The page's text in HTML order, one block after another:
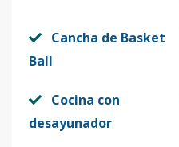
Cancha de Basket
Ball
Cocina con
desayunador